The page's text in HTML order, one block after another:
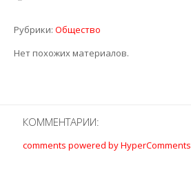
Рубрики: Общество
Нет похожих материалов.
КОММЕНТАРИИ:
comments powered by HyperComments